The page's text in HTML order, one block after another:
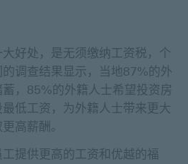
好处，是无须缴纳工资税，个
调查结果显示，当地87%的外
，85%的外籍人士希望投资房
低工资，为外籍人士带来更大
高薪酬。
提供更高的工资和优越的福